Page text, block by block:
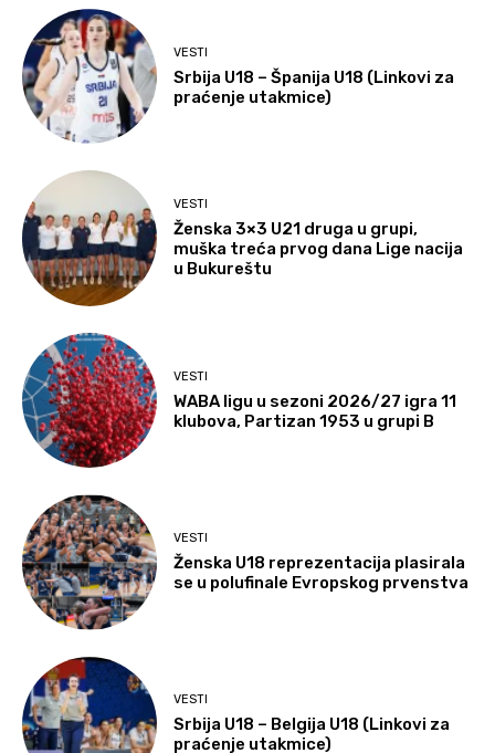
VESTI
Srbija U18 – Španija U18 (Linkovi za
praćenje utakmice)
VESTI
Ženska 3×3 U21 druga u grupi,
muška treća prvog dana Lige nacija
u Bukureštu
VESTI
WABA ligu u sezoni 2026/27 igra 11
klubova, Partizan 1953 u grupi B
VESTI
Ženska U18 reprezentacija plasirala
se u polufinale Evropskog prvenstva
VESTI
Srbija U18 – Belgija U18 (Linkovi za
praćenje utakmice)